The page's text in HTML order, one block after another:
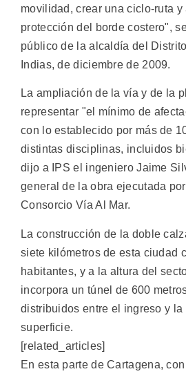
movilidad, crear una ciclo-ruta y
protección del borde costero",
público de la alcaldía del
Indias, de diciembre de 2009.
La ampliación de la vía y de la
representar "el mínimo de
con lo establecido por más de
distintas disciplinas, incluidos
dijo a IPS el ingeniero Jaime
general de la obra ejecutada
Consorcio Vía Al Mar.
La construcción de la doble
siete kilómetros de esta ciudad
habitantes, y a la altura del
incorpora un túnel de 600
distribuidos entre el ingreso y la
superficie.
[related_articles]
En esta parte de Cartagena,